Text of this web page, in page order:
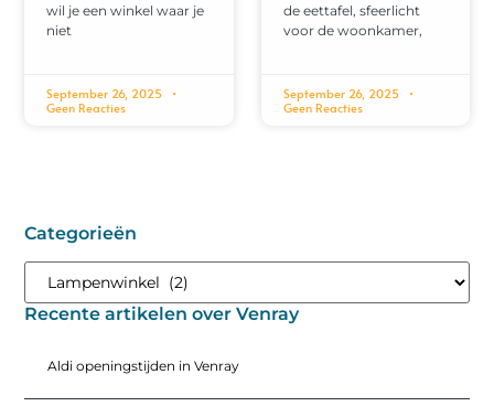
wil je een winkel waar je
niet
September 26, 2025
Geen Reacties
de eettafel, sfeerlicht
voor de woonkamer,
September 26, 2025
Geen Reacties
Categorieën
Recente artikelen over Venray
Aldi openingstijden in Venray